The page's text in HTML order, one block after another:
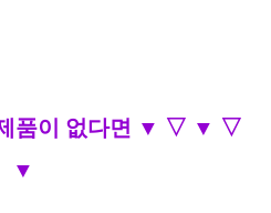
품이 없다면 ▼ ▽ ▼ ▽
▼